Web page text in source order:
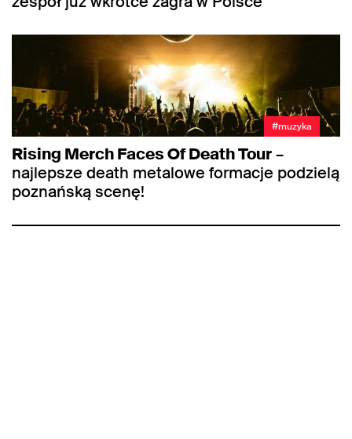
#muzyka
Rising Merch Faces Of Death Tour–
najlepsze death metalowe formacje podzielą
poznańską scenę!